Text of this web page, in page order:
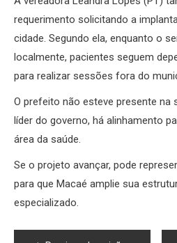
requerimento solicitando a
cidade. Segundo ela, enquanto o
localmente, pacientes seguem
para realizar sessões fora do
O prefeito não esteve presente na
líder do governo, há alinhamento
área da saúde.
Se o projeto avançar, pode
para que Macaé amplie sua
especializado.